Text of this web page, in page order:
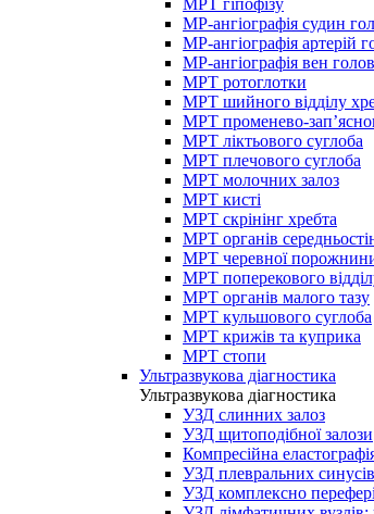
МРТ гіпофізу
МР-ангіографія судин
МР-ангіографія артерій
МР-ангіографія вен
МРТ ротоглотки
МРТ шийного відділу
МРТ променево-
МРТ ліктьового суглоба
МРТ плечового суглоба
МРТ молочних залоз
МРТ кисті
МРТ скрінінг хребта
МРТ органів
МРТ черевної
МРТ поперекового
МРТ органів малого тазу
МРТ кульшового суглоба
МРТ крижів та куприка
МРТ стопи
Ультразвукова діагностика
Ультразвукова діагностика
УЗД слинних залоз
УЗД щитоподібної залози
Компресійна
УЗД плевральних синусів
УЗД комплексно